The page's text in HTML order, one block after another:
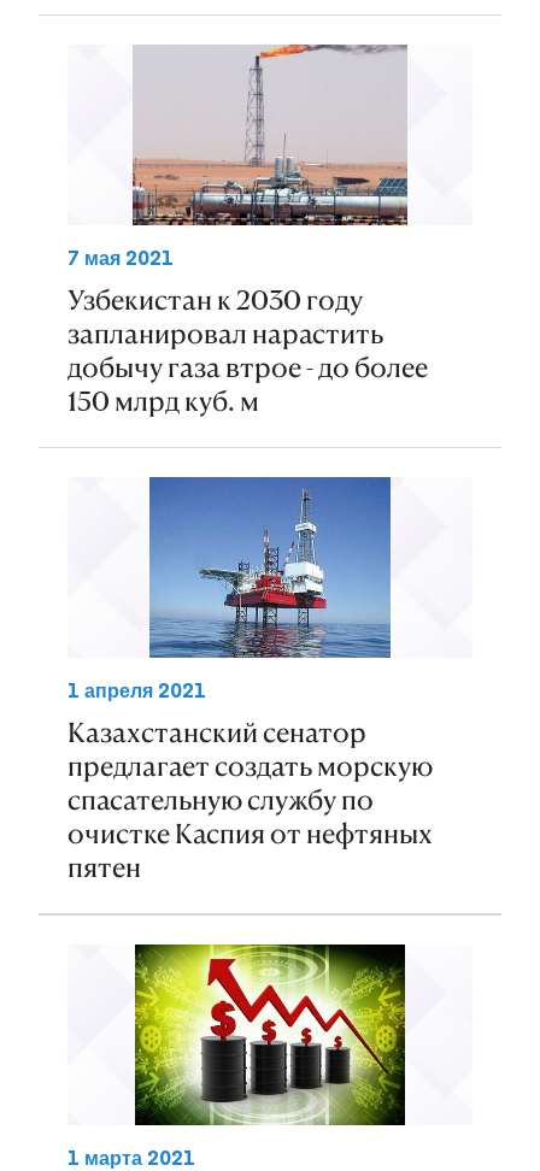
7 мая 2021
Узбекистан к 2030 году
запланировал нарастить
добычу газа втрое - до более
150 млрд куб. м
1 апреля 2021
Казахстанский сенатор
предлагает создать морскую
спасательную службу по
очистке Каспия от нефтяных
пятен
1 марта 2021